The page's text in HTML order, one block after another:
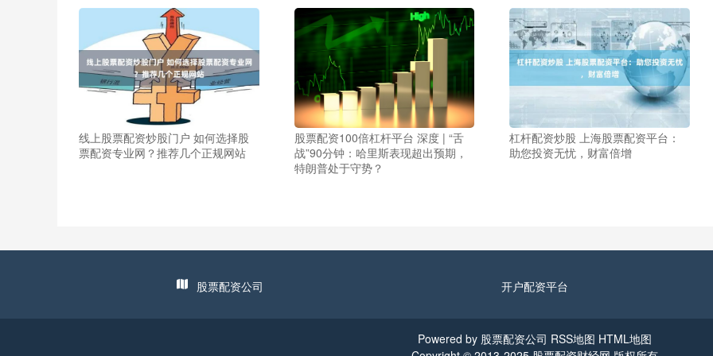
线上股票配资炒股门户 如何选择股
票配资专业网？推荐几个正规网站
股票配资100倍杠杆平台 深度 | “舌
战”90分钟：哈里斯表现超出预期，
特朗普处于守势？
杠杆配资炒股 上海股票配资平台：
助您投资无忧，财富倍增
股票配资公司 开户配资平台
Powered by 股票配资公司 RSS地图 HTML地图